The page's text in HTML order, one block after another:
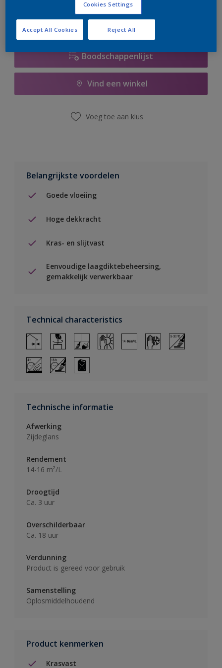
Boodschappenlijst
Vind een winkel
Voeg toe aan klus
Belangrijkste voordelen
Goede vloeiing
Hoge dekkracht
Kras- en slijtvast
Eenvoudige laagdiktebeheersing,
gemakkelijk verwerkbaar
Technical characteristics
Technische informatie
Afwerking
Zijdeglans
Rendement
14-16 m²/L
Droogtijd
Ca. 3 uur
Overschilderbaar
Ca. 18 uur
Verdunning
Product is gereed voor gebruik
Samenstelling
Oplosmiddelhoudend
Product kenmerken
Krasvast
Cookies Settings
Reject All
Accept All Cookies